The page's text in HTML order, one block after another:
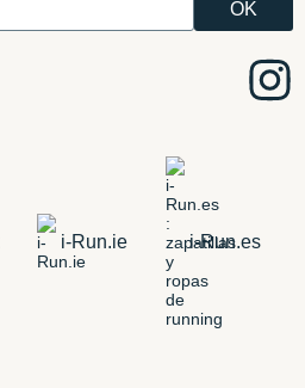
i-Run.ie i-Run.es